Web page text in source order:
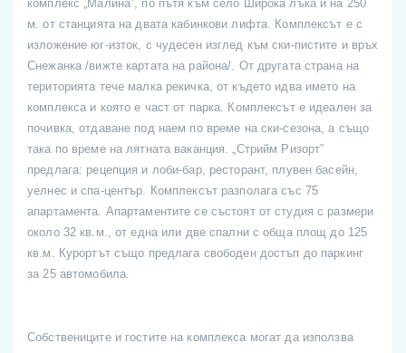
комплекс „Малина”, по пътя към село Широка лъка и на 250
м. от станцията на двата кабинкови лифта. Комплексът е с
изложение юг-изток, с чудесен изглед към ски-пистите и връх
Снежанка /вижте картата на района/. От другата страна на
територията тече малка рекичка, от където идва името на
комплекса и която е част от парка. Комплексът е идеален за
почивка, отдаване под наем по време на ски-сезона, а също
така по време на лятната ваканция. „Стрийм Ризорт”
предлага: рецепция и лоби-бар, ресторант, плувен басейн,
уелнес и спа-център. Комплексът разполага със 75
апартамента. Апартаментите се състоят от студия с размери
около 32 кв.м., от една или две спални с обща площ до 125
кв.м. Курортът също предлага свободен достъп до паркинг
за 25 автомобила.
Собствениците и гостите на комплекса могат да използва